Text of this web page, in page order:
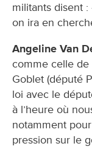
militants disent
on ira en
Angeline Van
comme celle
Goblet (député
loi avec le
à l’heure où
notamment
pression sur le